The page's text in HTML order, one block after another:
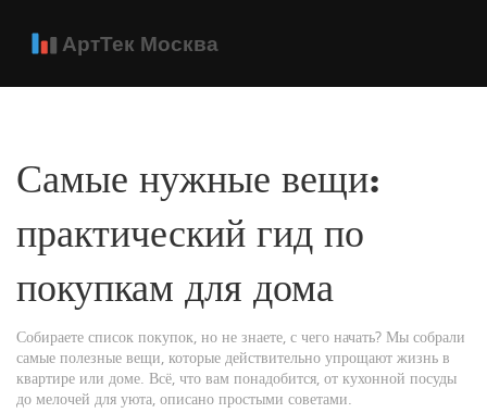
Самые нужные вещи:
практический гид по
покупкам для дома
Собираете список покупок, но не знаете, с чего начать? Мы собрали
самые полезные вещи, которые действительно упрощают жизнь в
квартире или доме. Всё, что вам понадобится, от кухонной посуды
до мелочей для уюта, описано простыми советами.